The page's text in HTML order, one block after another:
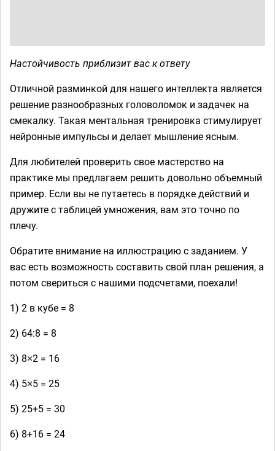
Настойчивость приблизит вас к ответу
Отличной разминкой для нашего интеллекта является
решение разнообразных головоломок и задачек на
смекалку. Такая ментальная тренировка стимулирует
нейронные импульсы и делает мышление ясным.
Для любителей проверить свое мастерство на
практике мы предлагаем решить довольно объемный
пример. Если вы не путаетесь в порядке действий и
дружите с таблицей умножения, вам это точно по
плечу.
Обратите внимание на иллюстрацию с заданием. У
вас есть возможность составить свой план решения, а
потом свериться с нашими подсчетами, поехали!
1) 2 в кубе = 8
2) 64:8 = 8
3) 8×2 = 16
4) 5×5 = 25
5) 25+5 = 30
6) 8+16 = 24